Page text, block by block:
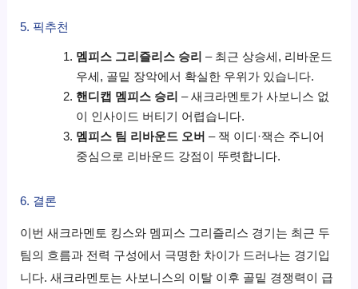
5. 픽추천
멤피스 그리즐리스승리 – 최근 상승세, 리바운드
우세, 골밑 장악에서 확실한 우위가 있습니다.
핸디캡 멤피스 승리 – 새크라멘토가 사보니스 없
이 인사이드 버티기 어렵습니다.
멤피스 팀 리바운드 오버 – 잭 이디·잭슨 주니어
중심으로 리바운드 강점이 뚜렷합니다.
6. 결론
이번 새크라멘토 킹스와 멤피스 그리즐리스 경기는 최근 두
팀의 흐름과 전력 구성에서 극명한 차이가 드러나는 경기입
니다. 새크라멘토는 사보니스의 이탈 이후 골밑 경쟁력이 급